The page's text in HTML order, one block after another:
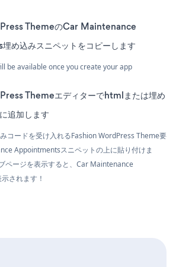
ThemeのCar Maintenance
め込みスニペットをコピーします
be available once you create your app
Themeエディターでhtmlまたは埋め
追加します
コードを受け入れるFashion WordPress Theme要
Appointmentsスニペットの上に貼り付けま
ページを表示すると、Car Maintenance
されます！